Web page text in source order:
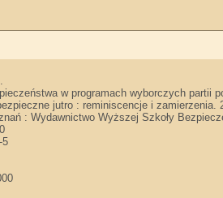
.
w programach wyborczych partii
jutro : reminiscencje i
: Wydawnictwo Wyższej Szkoły
5